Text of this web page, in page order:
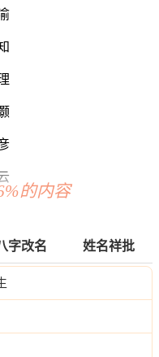
的内容
字改名 姓名祥批